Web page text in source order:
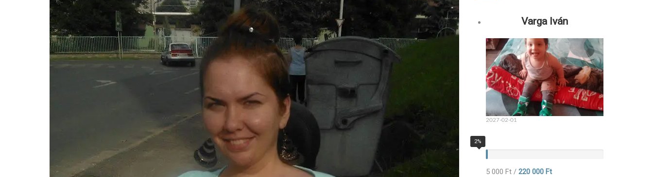
Varga Iván
2027-02-01
2%
5 000 Ft/ 220 000 Ft